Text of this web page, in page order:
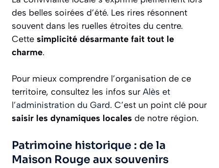
des belles soirées d’été. Les rires résonnent
souvent dans les ruelles étroites du centre.
Cette simplicité désarmante fait tout le
charme.
Pour mieux comprendre l’organisation de ce
territoire, consultez les infos sur Alès et
l’administration du Gard. C’est un point clé pour
saisir les dynamiques locales de notre région.
Patrimoine historique : de la
Maison Rouge aux souvenirs